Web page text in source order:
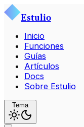
Estulio
Inicio
Funciones
Guías
Artículos
Docs
Sobre Estulio
Tema